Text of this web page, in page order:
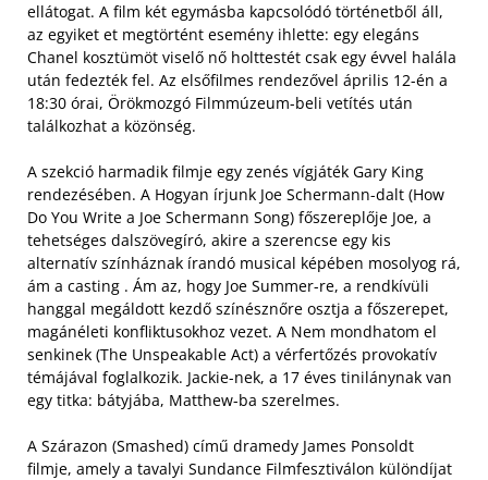
ellátogat. A film két egymásba kapcsolódó történetből áll,
az egyiket et megtörtént esemény ihlette: egy elegáns
Chanel kosztümöt viselő nő holttestét csak egy évvel halála
után fedezték fel. Az elsőfilmes rendezővel április 12-én a
18:30 órai, Örökmozgó Filmmúzeum-beli vetítés után
találkozhat a közönség.
A szekció harmadik filmje egy zenés vígjáték Gary King
rendezésében. A Hogyan írjunk Joe Schermann-dalt (How
Do You Write a Joe Schermann Song) főszereplője Joe, a
tehetséges dalszövegíró, akire a szerencse egy kis
alternatív színháznak írandó musical képében mosolyog rá,
ám a casting . Ám az, hogy Joe Summer-re, a rendkívüli
hanggal megáldott kezdő színésznőre osztja a főszerepet,
magánéleti konfliktusokhoz vezet. A Nem mondhatom el
senkinek (The Unspeakable Act) a vérfertőzés provokatív
témájával foglalkozik. Jackie-nek, a 17 éves tinilánynak van
egy titka: bátyjába, Matthew-ba szerelmes.
A Szárazon (Smashed) című dramedy James Ponsoldt
filmje, amely a tavalyi Sundance Filmfesztiválon különdíjat